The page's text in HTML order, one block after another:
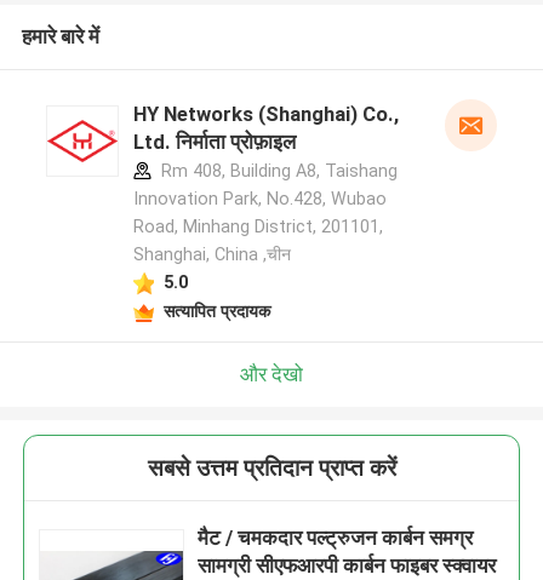
हमारे बारे में
HY Networks (Shanghai) Co.,
Ltd. निर्माता प्रोफ़ाइल
Rm 408, Building A8, Taishang
Innovation Park, No.428, Wubao
Road, Minhang District, 201101,
Shanghai, China ,चीन
5.0
सत्यापित प्रदायक
और देखो
सबसे उत्तम प्रतिदान प्राप्त करें
मैट / चमकदार पल्ट्रुजन कार्बन समग्र
सामग्री सीएफआरपी कार्बन फाइबर स्क्वायर